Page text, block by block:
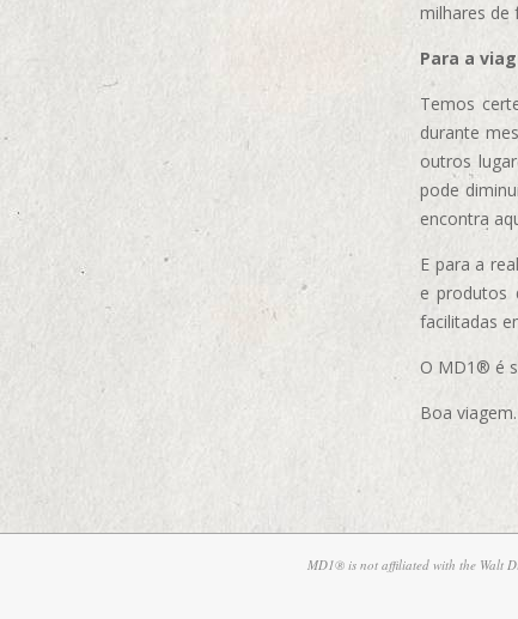
milhares de
Para a
Temos
durante
outros
pode
encontra
E para a
e produtos
facilitadas
O MD1® é
Boa
MD1® is not affiliated with the Walt